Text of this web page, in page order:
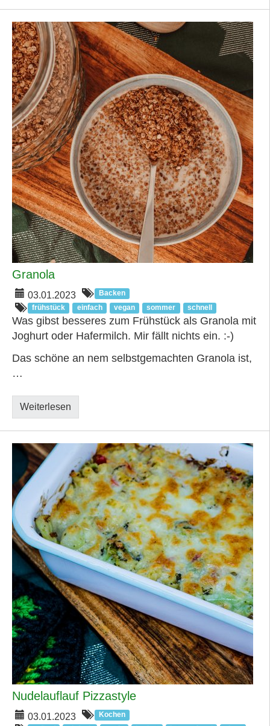
Granola
03.01.2023
Backen
frühstück
einfach vegan sommer schnell
Was gibst besseres zum Frühstück als Granola mit
Joghurt oder Hafermilch. Mir fällt nichts ein. :-)
Das schöne an nem selbstgemachten Granola ist,
…
Weiterlesen
Nudelauflauf Pizzastyle
03.01.2023
Kochen